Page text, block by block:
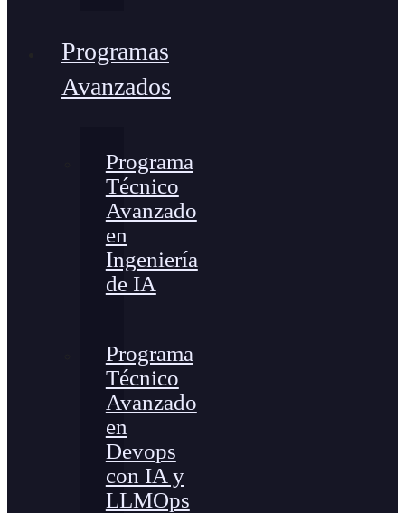
Programas
Avanzados
Programa
Técnico
Avanzado
en
Ingeniería
de IA
Programa
Técnico
Avanzado
en
Devops
con IA y
LLMOps